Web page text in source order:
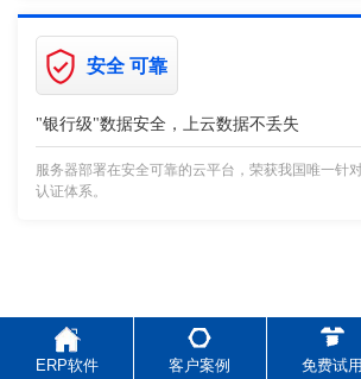
安全 可靠
"银行级"数据安全，上云数据不丢失
服务器部署在安全可靠的云平台，荣获我国唯一针
认证体系。
限时前100名！
ERP软件 客户案例 免费试用